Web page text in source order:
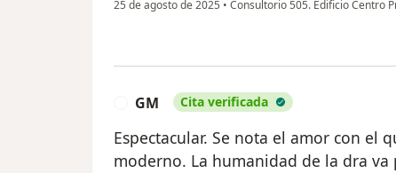
25 de agosto de 2025 • Consultorio 505. Edificio Centro
GM Cita verificada
Espectacular. Se nota el amor con el
moderno. La humanidad de la dra